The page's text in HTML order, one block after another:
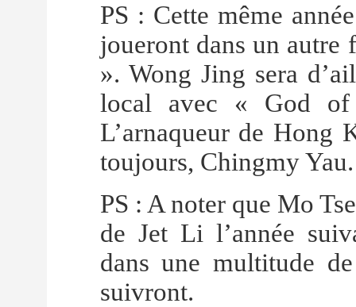
PS : Cette même
joueront dans un
». Wong Jing sera
local avec « God of
L’arnaqueur de Hong
toujours, Chingmy Yau.
PS : A noter que Mo
de Jet Li l’année
dans une multitude
suivront.